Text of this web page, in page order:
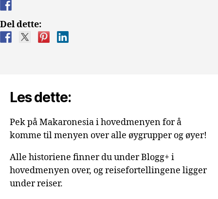
Del dette:
Les dette:
Pek på Makaronesia i hovedmenyen for å
komme til menyen over alle øygrupper og øyer!
Alle historiene finner du under Blogg+ i
hovedmenyen over, og reisefortellingene ligger
under reiser.